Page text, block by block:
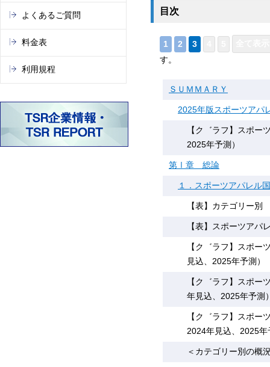
目次
す。
ＳＵＭＭＡＲＹ
2025年版スポーツアパ
【ク゛ラフ】スポー
2025年予測）
第Ⅰ章 総論
１．スポーツアパレル
【表】カテゴリー
【表】スポーツアパ
【ク゛ラフ】スポー
見込、2025年予測）
【ク゛ラフ】スポー
年見込、2025年予測
【ク゛ラフ】スポー
2024年見込、2025年
＜カテゴリー別の概
よくあるご質問
料金表
利用規程